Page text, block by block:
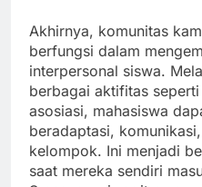
Akhirnya, komunitas
berfungsi dalam
interpersonal siswa.
berbagai aktifitas
asosiasi, mahasiswa
beradaptasi,
kelompok. Ini menjadi
saat mereka sendiri